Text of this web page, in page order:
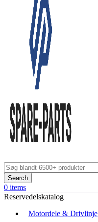
Search
0 items
Reservedelskatalog
Motordele & Drivlinje